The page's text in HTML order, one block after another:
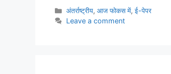
अंतर्राष्ट्रीय,आज फोकस में,ई-पेपर
Leave a comment